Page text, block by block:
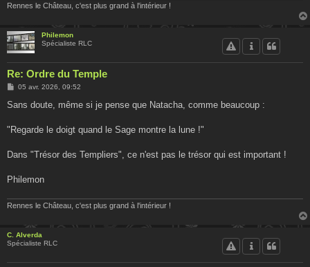
Rennes le Château, c'est plus grand à l'intérieur !
Philemon
Spécialiste RLC
Re: Ordre du Temple
M
s
g
05 avr. 2026, 09:52
Sans doute, même si je pense que Natacha, comme beaucoup :
"Regarde le doigt quand le Sage montre la lune !"
Dans "Trésor des Templiers", ce n'est pas le trésor qui est important !
Philemon
Rennes le Château, c'est plus grand à l'intérieur !
C. Alverda
Spécialiste RLC